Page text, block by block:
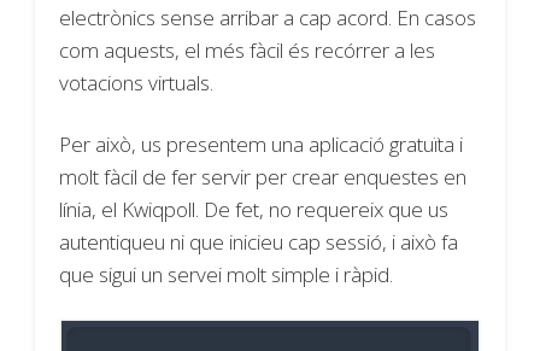
electrònics sense arribar a cap acord. En casos
com aquests, el més fàcil és recórrer a les
votacions virtuals.
Per això, us presentem una aplicació gratuïta i
molt fàcil de fer servir per crear enquestes en
línia, el Kwiqpoll. De fet, no requereix que us
autentiqueu ni que inicieu cap sessió, i això fa
que sigui un servei molt simple i ràpid.